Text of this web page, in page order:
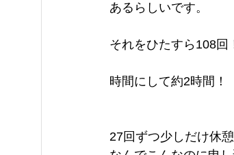
あるらしいです。
それをひたすら108回
時間にして約2時間！
27回ずつ少しだけ休